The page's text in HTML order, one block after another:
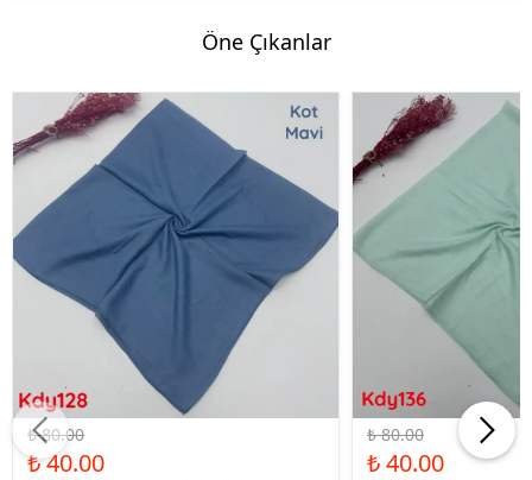
Öne Çıkanlar
%50 İndirim
₺ 80.00
₺ 40.00
%50 İndirim
₺ 80.00
₺ 40.00